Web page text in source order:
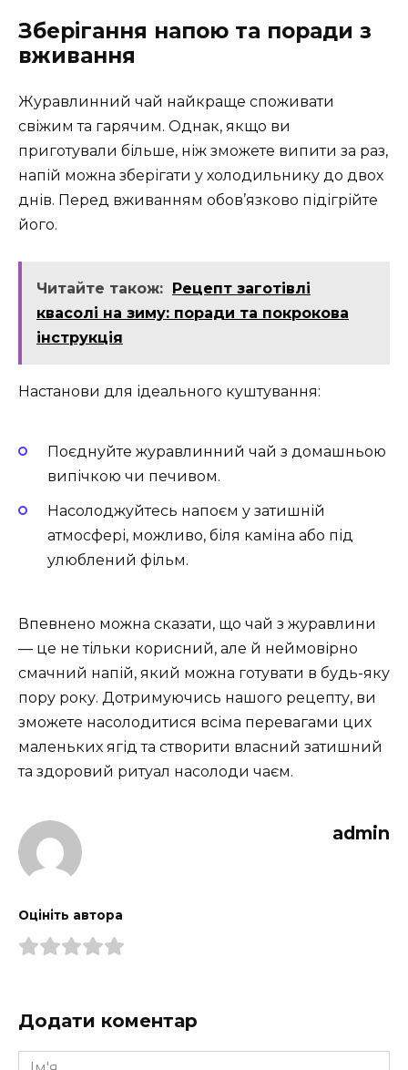
Зберігання напою та поради з
вживання
Журавлинний чай найкраще споживати
свіжим та гарячим. Однак, якщо ви
приготували більше, ніж зможете випити за раз,
напій можна зберігати у холодильнику до двох
днів. Перед вживанням обов’язково підігрійте
його.
Читайте також:
Рецепт заготівлі
квасолі на зиму: поради та покрокова
інструкція
Настанови для ідеального куштування:
Поєднуйте журавлинний чай з домашньою
випічкою чи печивом.
Насолоджуйтесь напоєм у затишній
атмосфері, можливо, біля каміна або під
улюблений фільм.
Впевнено можна сказати, що чай з журавлини
— це не тільки корисний, але й неймовірно
смачний напій, який можна готувати в будь-яку
пору року. Дотримуючись нашого рецепту, ви
зможете насолодитися всіма перевагами цих
маленьких ягід та створити власний затишний
та здоровий ритуал насолоди чаєм.
admin
Оцініть автора
Додати коментар
Ім'я